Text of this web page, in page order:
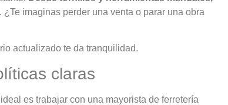
. ¿Te imaginas perder una venta o parar una obra
actualizado te da tranquilidad.
claras
es trabajar con una mayorista de ferretería